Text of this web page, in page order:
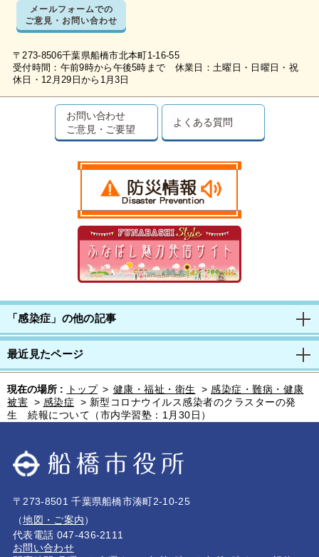
メールフォームでの
ご意見・お問い合わせ
〒273-8506千葉県船橋市北本町1-16-55
受付時間：午前9時から午後5時まで 休業日：土曜日・日曜日・祝
休日・12月29日から1月3日
お問い合わせ
ご意見・ご要望
よくある質問
「感染症」の他の記事
最近見たページ
現在の場所 : トップ > 健康・福祉・衛生 > 感染症・難病・健康
被害 > 感染症 > 新型コロナウイルス感染者のクラスターの発
生 続報について（市内学習塾：1月30日）
〒273-8501 千葉県船橋市湊町2-10-25
（地図・ご案内）
代表電話 047-436-2111
お問い合わせ